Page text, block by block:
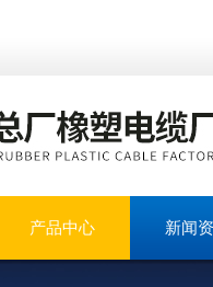
产品中心 新闻